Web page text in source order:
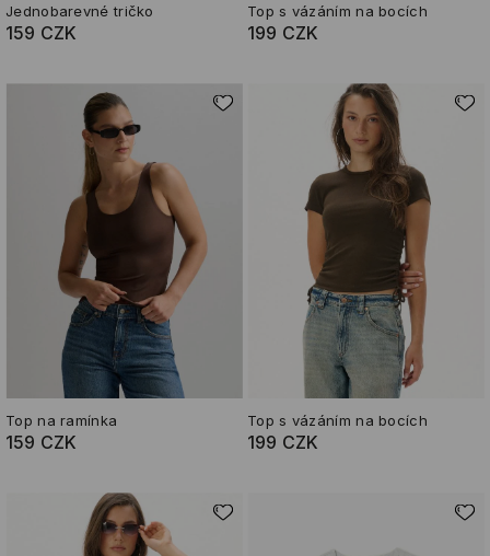
Jednobarevné tričko
159 CZK
Top s vázáním na bocích
199 CZK
Top na ramínka
159 CZK
Top s vázáním na bocích
199 CZK